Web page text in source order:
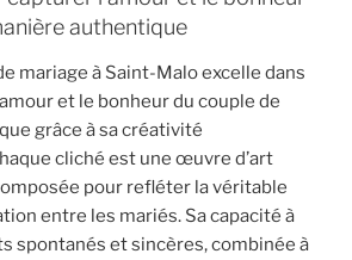
authentique
mariage à Saint-Malo excelle dans
et le bonheur du couple de
grâce à sa créativité
cliché est une œuvre d’art
pour refléter la véritable
entre les mariés. Sa capacité à
spontanés et sincères, combinée à